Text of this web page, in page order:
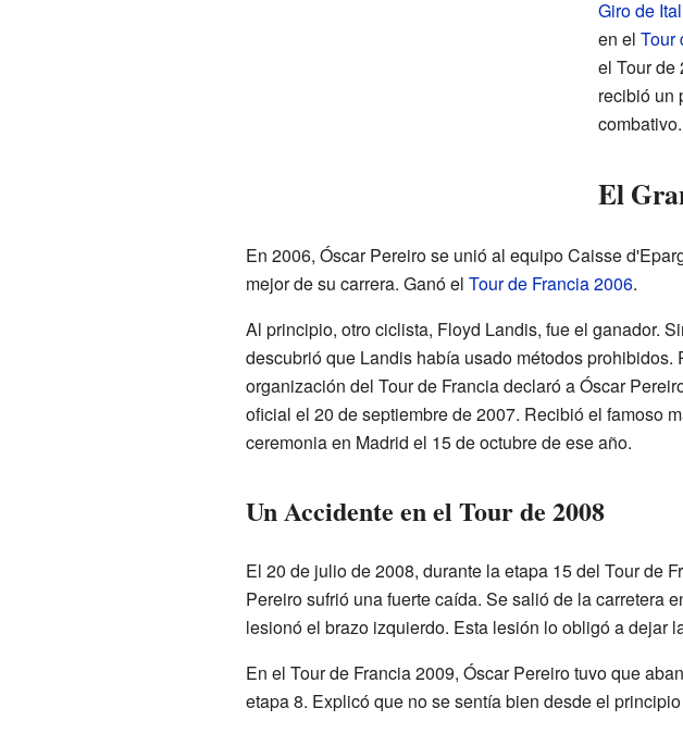
Giro de
en el Tour
el Tour de
recibió un
combativo.
El
En 2006, Óscar Pereiro se unió al equipo Caisse
mejor de su carrera. Ganó el Tour de Francia 2006.
Al principio, otro ciclista, Floyd Landis, fue el ganador.
descubrió que Landis había usado métodos prohibidos.
organización del Tour de Francia declaró a Óscar
oficial el 20 de septiembre de 2007. Recibió el famoso
ceremonia en Madrid el 15 de octubre de ese año.
Un Accidente en el Tour de 2008
El 20 de julio de 2008, durante la etapa 15 del Tour de
Pereiro sufrió una fuerte caída. Se salió de la carretera
lesionó el brazo izquierdo. Esta lesión lo obligó a dejar
En el Tour de Francia 2009, Óscar Pereiro tuvo que
etapa 8. Explicó que no se sentía bien desde el